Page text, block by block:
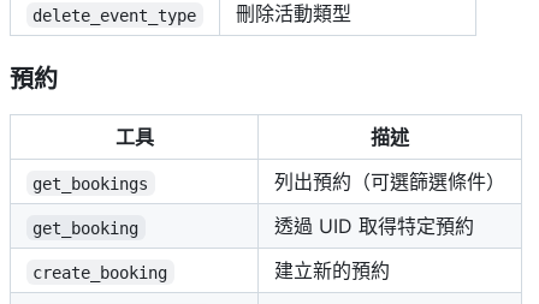
delete_event_type 刪除活動類型
預約
工具 描述
get_bookings 列出預約（可選篩選條件）
get_booking 透過 UID 取得特定預約
create_booking 建立新的預約